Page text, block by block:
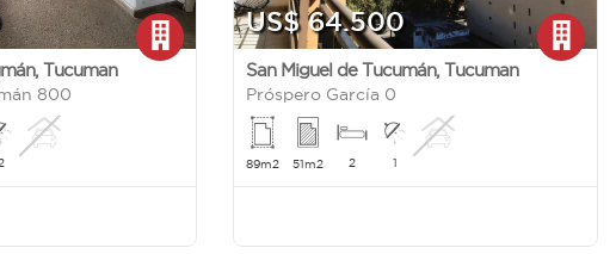
, Tucuman
800
US$ 64.500
San Miguel de Tucumán, Tucuman
Próspero García 0
89m2 51m2 2 1